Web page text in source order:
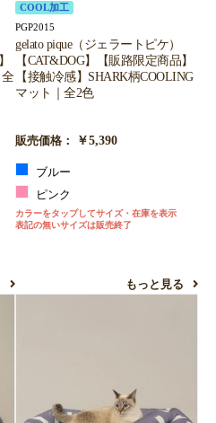
COOL加工
PGP2015
gelato pique（ジェラートピケ）
【CAT&DOG】【販路限定商品】
【接触冷感】SHARK柄COOLING
マット｜全2色
販売価格： ￥5,390
ブルー
ピンク
カラーをタップしてサイズ・在庫を表示
表記の無いサイズは販売終了
もっと見る